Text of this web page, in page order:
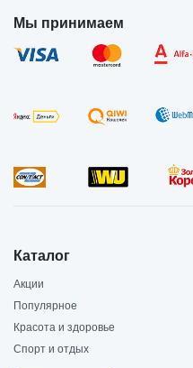
Мы принимаем
Каталог
Акции
Популярное
Красота и здоровье
Спорт и отдых